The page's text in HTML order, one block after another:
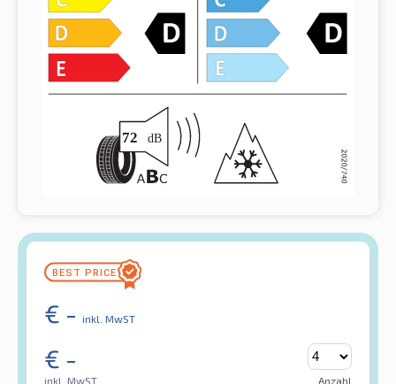
€ - inkl. MwST
€ -
inkl. MwST Anzahl